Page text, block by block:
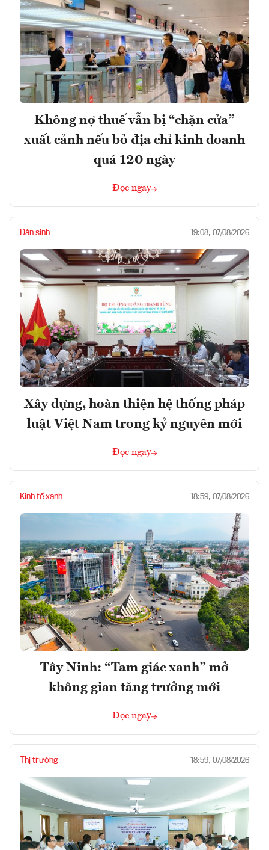
Không nợ thuế vẫn bị “chặn cửa”
xuất cảnh nếu bỏ địa chỉ kinh doanh
quá 120 ngày
Đọc ngay
Dân sinh 19:08, 07/08/2026
Xây dựng, hoàn thiện hệ thống pháp
luật Việt Nam trong kỷ nguyên mới
Đọc ngay
Kinh tế xanh 18:59, 07/08/2026
Tây Ninh: “Tam giác xanh” mở
không gian tăng trưởng mới
Đọc ngay
Thị trường 18:59, 07/08/2026